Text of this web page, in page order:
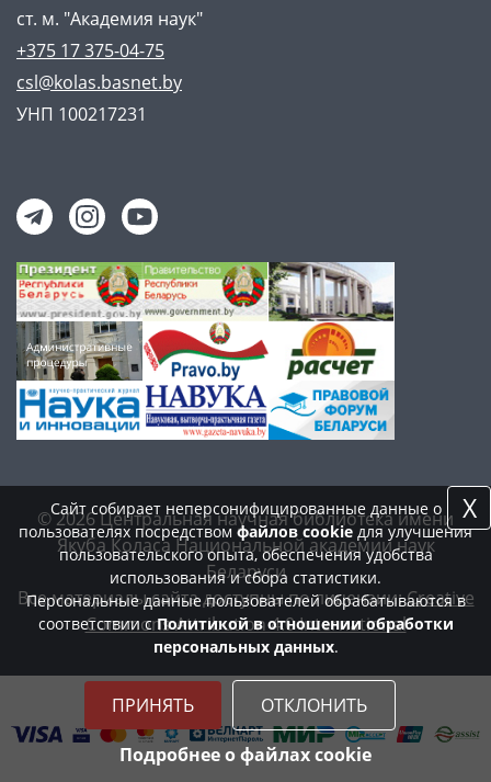
ст. м. "Академия наук"
+375 17 375-04-75
csl@kolas.basnet.by
УНП 100217231
© 2026 Центральная научная библиотека имени
Якуба Коласа Национальной академии наук
Беларуси
Все материалы сайта доступны по лицензии:Creative
Commons Attribution 4.0 International
Сайт собирает неперсонифицированные данные о
пользователях посредствомфайлов cookieдля улучшения
пользовательского опыта, обеспечения удобства
использования и сбора статистики.
Персональные данные пользователей обрабатываются в
соответствии сПолитикой в отношении обработки
персональных данных.
ПРИНЯТЬ ОТКЛОНИТЬ
Подробнее о файлах cookie
X